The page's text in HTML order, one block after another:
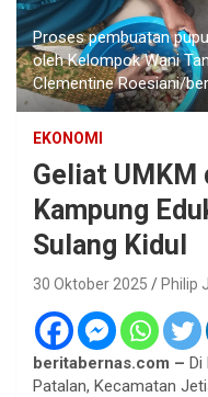
Proses pembuatan
oleh Kelompok Wani
Clementine Roesiani/
EKONOMI
Geliat UMKM
Kampung
Sulang Kidul
30 Oktober 2025 Philip
beritabernas.com – Di
Patalan, Kecamatan